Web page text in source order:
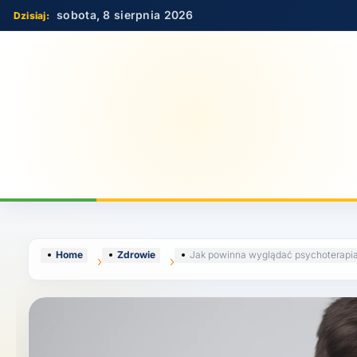
Skip
to
sobota, 8 sierpnia 2026
Home Zdrowie Jak powinna wyglądać